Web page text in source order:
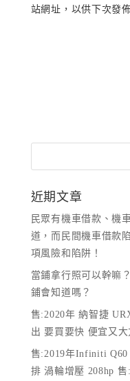
站網址，以供下次發
近期文章
民眾有機車借款、機
道，而民間機車借款
項風險和陷阱！
當鋪拿行照可以幹嘛
鋪會知道嗎？
售:2020年 納智捷
出 要買要快 便宜又大
售:2019年Infiniti Q60
排 渦輪增壓 208hp 售